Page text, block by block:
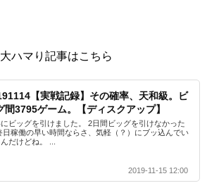
ハマり記事はこちら
【実戦記録】その確率、天和級。ビ
間3795ゲーム。【ディスクアップ】
ビッグを引けました。 2日間ビッグを引けなかった
日稼働の早い時間ならさ、気軽（？）にブッ込んでい
だけどね。 ...
2019-11-15 12:00